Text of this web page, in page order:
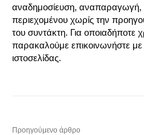
αναδημοσίευση, αναπαραγωγή,
περιεχομένου χωρίς την
του συντάκτη. Για οποιαδήποτε
παρακαλούμε επικοινωνήστε με
ιστοσελίδας.
Προηγούμενο άρθρο